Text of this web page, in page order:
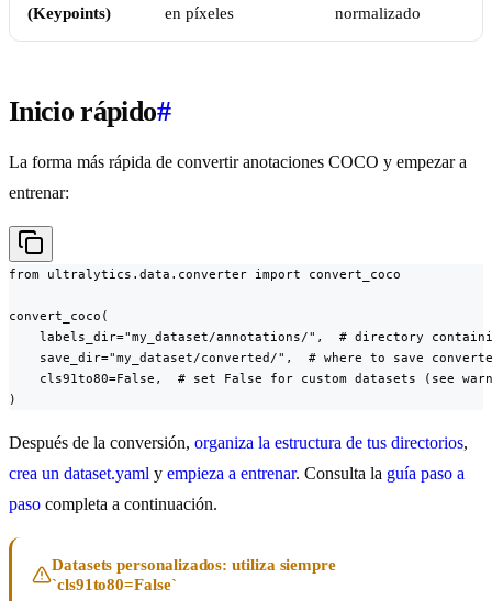
(Keypoints)
en píxeles normalizado
Inicio rápido#
La forma más rápida de convertir anotaciones COCO y empezar a
entrenar:
from ultralytics.data.converter import convert_coco
convert_coco(
labels_dir="my_dataset/annotations/",  # directory
save_dir="my_dataset/converted/",  # where to save
cls91to80=False,  # set False for custom datasets (see
)
Después de la conversión, organiza la estructura de tus directorios,
crea un dataset.yaml y empieza a entrenar. Consulta la guía paso a
paso completa a continuación.
Datasets personalizados: utiliza siempre
`cls91to80=False`